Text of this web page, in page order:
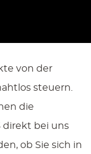
von der
steuern.
die
direkt bei uns
ob Sie sich in